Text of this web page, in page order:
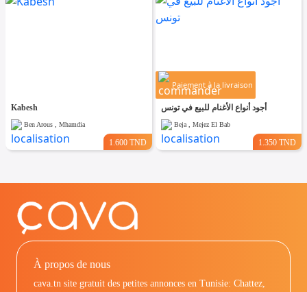
Kabesh
Ben Arous , Mhamdia
1.600 TND
Paiement à la livraison
أجود أنواع الأغنام للبيع في تونس
Beja , Mejez El Bab
1.350 TND
À propos de nous
cava.tn site gratuit des petites annonces en Tunisie: Chattez,